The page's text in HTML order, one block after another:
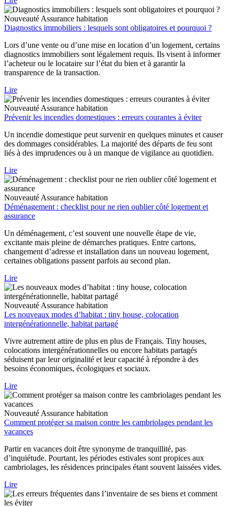
Nouveauté Assurance habitation
Diagnostics immobiliers : lesquels sont obligatoires et pourquoi ?
Lors d’une vente ou d’une mise en location d’un logement, certains
diagnostics immobiliers sont légalement requis. Ils visent à informer
l’acheteur ou le locataire sur l’état du bien et à garantir la
transparence de la transaction.
Lire
Nouveauté Assurance habitation
Prévenir les incendies domestiques : erreurs courantes à éviter
Un incendie domestique peut survenir en quelques minutes et causer
des dommages considérables. La majorité des départs de feu sont
liés à des imprudences ou à un manque de vigilance au quotidien.
Lire
Nouveauté Assurance habitation
Déménagement : checklist pour ne rien oublier côté logement et
assurance
Un déménagement, c’est souvent une nouvelle étape de vie,
excitante mais pleine de démarches pratiques. Entre cartons,
changement d’adresse et installation dans un nouveau logement,
certaines obligations passent parfois au second plan.
Lire
Nouveauté Assurance habitation
Les nouveaux modes d’habitat : tiny house, colocation
intergénérationnelle, habitat partagé
Vivre autrement attire de plus en plus de Français. Tiny houses,
colocations intergénérationnelles ou encore habitats partagés
séduisent par leur originalité et leur capacité à répondre à des
besoins économiques, écologiques et sociaux.
Lire
Nouveauté Assurance habitation
Comment protéger sa maison contre les cambriolages pendant les
vacances
Partir en vacances doit être synonyme de tranquillité, pas
d’inquiétude. Pourtant, les périodes estivales sont propices aux
cambriolages, les résidences principales étant souvent laissées vides.
Lire